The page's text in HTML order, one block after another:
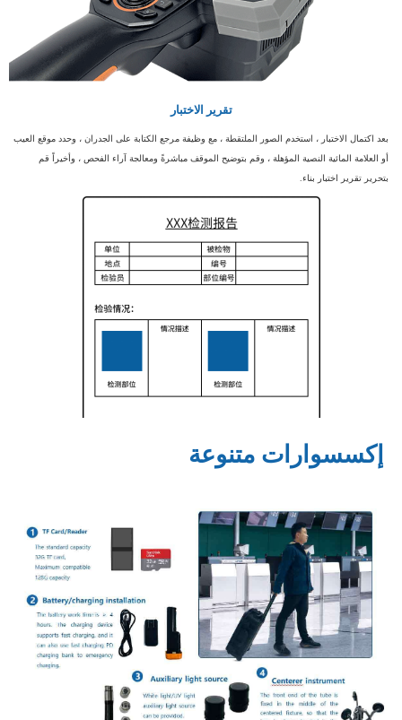
تقرير الاختبار
بعد اكتمال الاختبار ، استخدم الصور الملتقطة ، مع وظيفة مرجع الكتابة على الجدران ، وحدد موقع العيب
أو العلامة المائية النصية المؤهلة ، وقم بتوضيح الموقف مباشرةً ومعالجة آراء الفحص ، وأخيراً قم
بتحرير تقرير اختبار بناء.
إكسسوارات متنوعة